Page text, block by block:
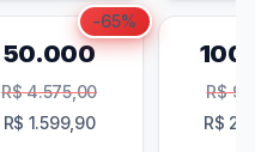
-65%
50.000
R$4.575,00
R$ 1.599,90
R$
R$